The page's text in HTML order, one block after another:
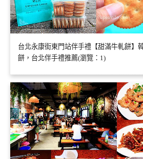
台北永康街東門站伴手禮【甜滿牛軋餅】
餅，台北伴手禮推薦(瀏覽：1)